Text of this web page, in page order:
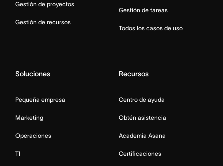
Gestión de proyectos
Gestión de recursos
Gestión de tareas
Todos los casos de uso
Soluciones
Pequeña empresa
Marketing
Operaciones
TI
Recursos
Centro de ayuda
Obtén asistencia
Academia Asana
Certificaciones